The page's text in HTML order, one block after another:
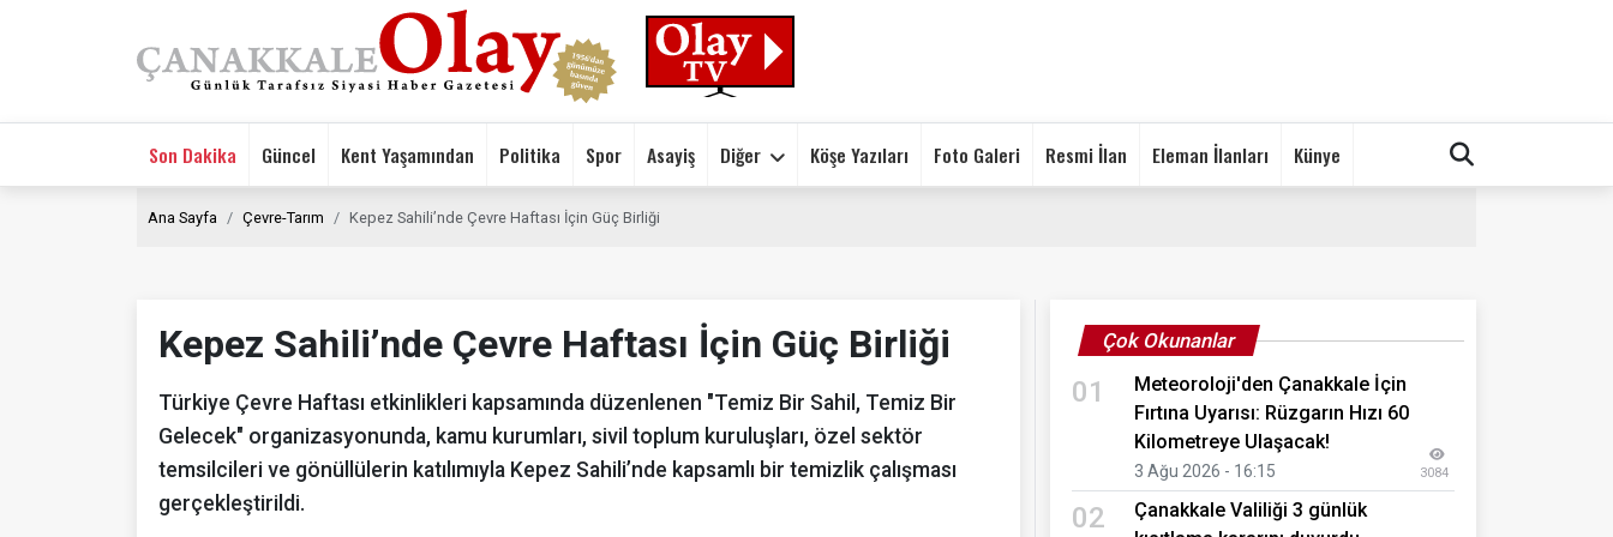
Son Dakika Güncel Kent Yaşamından Politika Spor Asayiş Diğer Köşe Yazıları Foto Galeri Resmi İlan Eleman İlanları Künye
Ana Sayfa Çevre-Tarım Kepez Sahili’nde Çevre Haftası İçin Güç Birliği
Kepez Sahili’nde Çevre Haftası İçin Güç Birliği
Türkiye Çevre Haftası etkinlikleri kapsamında düzenlenen "Temiz Bir Sahil, Temiz Bir
Gelecek" organizasyonunda, kamu kurumları, sivil toplum kuruluşları, özel sektör
temsilcileri ve gönüllülerin katılımıyla Kepez Sahili’nde kapsamlı bir temizlik çalışması
gerçekleştirildi.
Çok Okunanlar
01
Meteoroloji'den Çanakkale İçin
Fırtına Uyarısı: Rüzgarın Hızı 60
Kilometreye Ulaşacak!
3 Ağu 2026 - 16:15 3084
02
Çanakkale Valiliği 3 günlük